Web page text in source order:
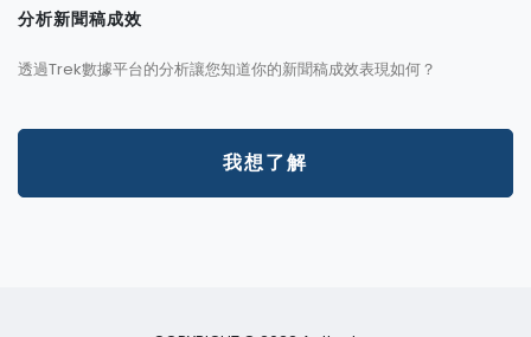
分析新聞稿成效
透過Trek數據平台的分析讓您知道你的新聞稿成效表現如何？
我想了解